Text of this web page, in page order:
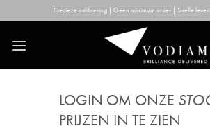
to
content
Precieze calibrering | Geen minimum order | Snelle
LOGIN OM ONZE
PRIJZEN IN TE ZIEN